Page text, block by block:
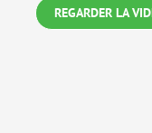
REGARDER LA